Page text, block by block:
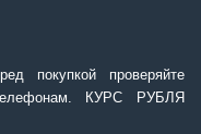
покупкой проверяйте
КУРС РУБЛЯ